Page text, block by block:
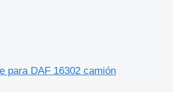
para DAF 16302 camión